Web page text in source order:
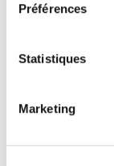
Préférences
Statistiques
Marketing